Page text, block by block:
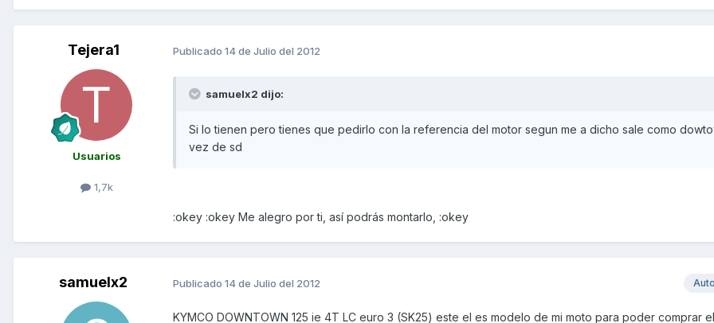
Tejera1
Usuarios
1,7k
Publicado 14 de Julio del 2012
samuelx2 dijo:
Si lo tienen pero tienes que pedirlo con la referencia del motor segun me a dicho sale como
vez de sd
:okey :okey Me alegro por ti, así podrás montarlo, :okey
samuelx2 Publicado 14 de Julio del 2012
KYMCO DOWNTOWN 125 ie 4T LC euro 3 (SK25) este el es modelo de mi moto para poder comprar el